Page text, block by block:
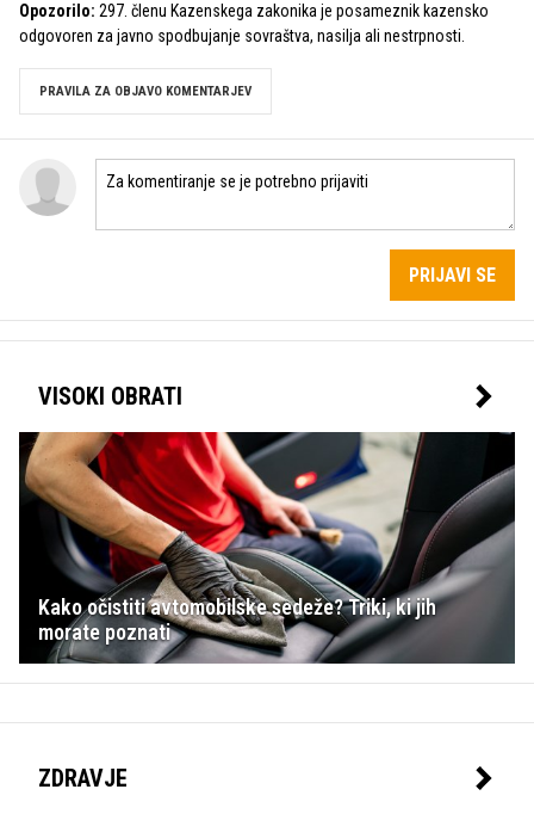
Opozorilo: 297. členu Kazenskega zakonika je posameznik kazensko
odgovoren za javno spodbujanje sovraštva, nasilja ali nestrpnosti.
PRAVILA ZA OBJAVO KOMENTARJEV
PRIJAVI SE
VISOKI OBRATI
Kako očistiti avtomobilske sedeže? Triki, ki jih
morate poznati
ZDRAVJE